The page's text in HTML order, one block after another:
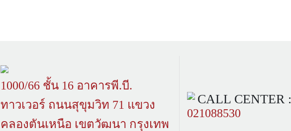
1000/66 ชั้น 16 อาคารพี.บี.
ทาวเวอร์ ถนนสุขุมวิท 71 แขวง
คลองตันเหนือ เขตวัฒนา กรุงเทพ
CALL CENTER :
021088530